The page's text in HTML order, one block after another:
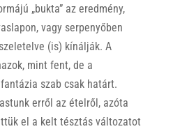
„bukta” az eredmény,
vagy serpenyőben
(is) kínálják. A
mint fent, de a
szab csak határt.
erről az ételről, azóta
el a kelt tésztás változatot